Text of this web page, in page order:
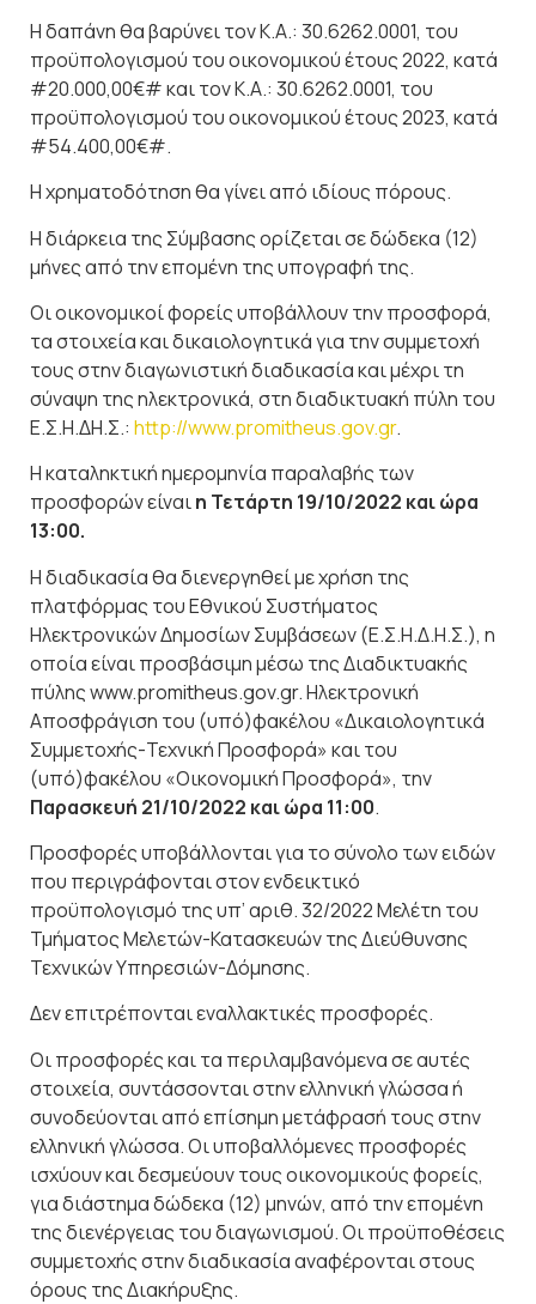
Η δαπάνη θα βαρύνει τον Κ.Α.: 30.6262.0001, του
προϋπολογισμού του οικονομικού έτους 2022, κατά
#20.000,00€# και τον Κ.Α.: 30.6262.0001, του
προϋπολογισμού του οικονομικού έτους 2023, κατά
#54.400,00€#.
Η χρηματοδότηση θα γίνει από ιδίους πόρους.
Η διάρκεια της Σύμβασης ορίζεται σε δώδεκα (12)
μήνες από την επομένη της υπογραφή της.
Οι οικονομικοί φορείς υποβάλλουν την προσφορά,
τα στοιχεία και δικαιολογητικά για την συμμετοχή
τους στην διαγωνιστική διαδικασία και μέχρι τη
σύναψη της ηλεκτρονικά, στη διαδικτυακή πύλη του
Ε.Σ.Η.ΔΗ.Σ.: http://www.promitheus.gov.gr.
Η καταληκτική ημερομηνία παραλαβής των
προσφορών είναιη Τετάρτη 19/10/2022 και ώρα
13:00.
Η διαδικασία θα διενεργηθεί με χρήση της
πλατφόρμας του Εθνικού Συστήματος
Ηλεκτρονικών Δημοσίων Συμβάσεων (Ε.Σ.Η.Δ.Η.Σ.), η
οποία είναι προσβάσιμη μέσω της Διαδικτυακής
πύλης www.promitheus.gov.gr. Ηλεκτρονική
Αποσφράγιση του (υπό)φακέλου «Δικαιολογητικά
Συμμετοχής-Τεχνική Προσφορά» και του
(υπό)φακέλου «Οικονομική Προσφορά», την
Παρασκευή 21/10/2022 και ώρα 11:00.
Προσφορές υποβάλλονται για το σύνολο των ειδών
που περιγράφονται στον ενδεικτικό
προϋπολογισμό της υπ’ αριθ. 32/2022 Μελέτη του
Τμήματος Μελετών-Κατασκευών της Διεύθυνσης
Τεχνικών Υπηρεσιών-Δόμησης.
Δεν επιτρέπονται εναλλακτικές προσφορές.
Οι προσφορές και τα περιλαμβανόμενα σε αυτές
στοιχεία, συντάσσονται στην ελληνική γλώσσα ή
συνοδεύονται από επίσημη μετάφρασή τους στην
ελληνική γλώσσα. Οι υποβαλλόμενες προσφορές
ισχύουν και δεσμεύουν τους οικονομικούς φορείς,
για διάστημα δώδεκα (12) μηνών, από την επομένη
της διενέργειας του διαγωνισμού. Οι προϋποθέσεις
συμμετοχής στην διαδικασία αναφέρονται στους
όρους της Διακήρυξης.